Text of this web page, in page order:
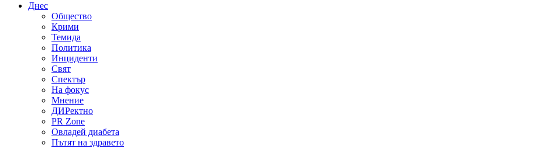
Днес
Общество
Крими
Темида
Политика
Инциденти
Свят
Спектър
На фокус
Мнение
ДИРектно
PR Zone
Овладей диабета
Пътят на здравето